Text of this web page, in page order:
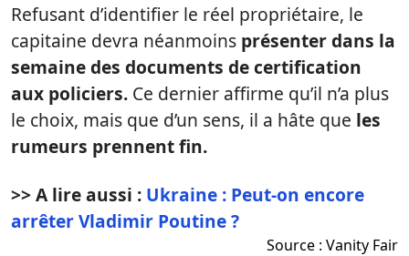
Refusant d’identifier le réel propriétaire, le
capitaine devra néanmoins présenter dans la
semaine des documents de certification
aux policiers. Ce dernier affirme qu’il n’a plus
le choix, mais que d’un sens, il a hâte que les
rumeurs prennent fin.
>> A lire aussi : Ukraine : Peut-on encore
arrêter Vladimir Poutine ?
Source : Vanity Fair